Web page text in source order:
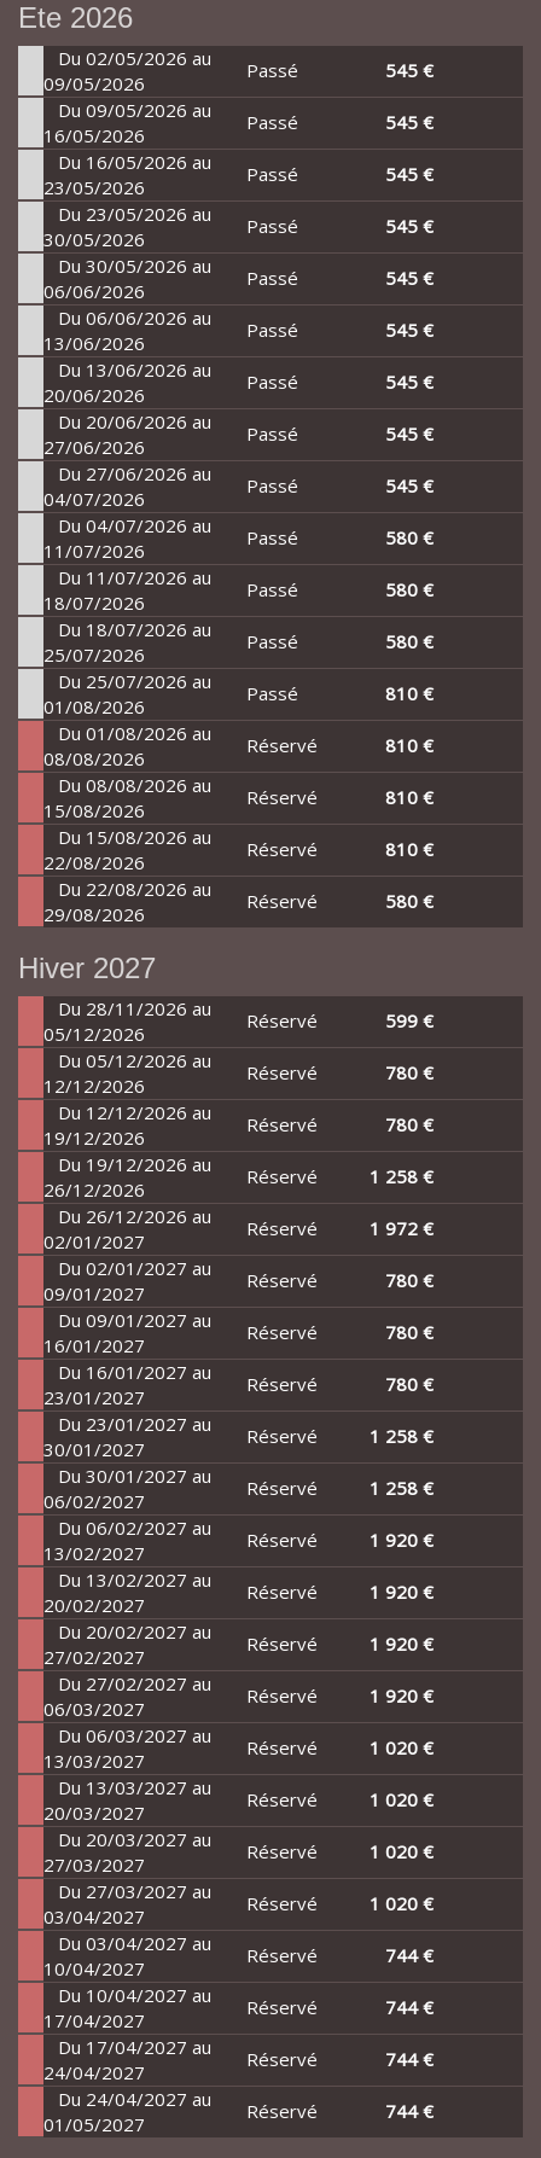
Ete 2026
Du 02/05/2026 au
09/05/2026
Passé
545 €
Du 09/05/2026 au
16/05/2026
Passé
545 €
Du 16/05/2026 au
23/05/2026
Passé
545 €
Du 23/05/2026 au
30/05/2026
Passé
545 €
Du 30/05/2026 au
06/06/2026
Passé
545 €
Du 06/06/2026 au
13/06/2026
Passé
545 €
Du 13/06/2026 au
20/06/2026
Passé
545 €
Du 20/06/2026 au
27/06/2026
Passé
545 €
Du 27/06/2026 au
04/07/2026
Passé
545 €
Du 04/07/2026 au
11/07/2026
Passé
580 €
Du 11/07/2026 au
18/07/2026
Passé
580 €
Du 18/07/2026 au
25/07/2026
Passé
580 €
Du 25/07/2026 au
01/08/2026
Passé
810 €
Du 01/08/2026 au
08/08/2026
Réservé
810 €
Du 08/08/2026 au
15/08/2026
Réservé
810 €
Du 15/08/2026 au
22/08/2026
Réservé
810 €
Du 22/08/2026 au
29/08/2026
Réservé 580 €
Hiver 2027
Du 28/11/2026 au
05/12/2026
Réservé
599 €
Du 05/12/2026 au
12/12/2026
Réservé
780 €
Du 12/12/2026 au
19/12/2026
Réservé
780 €
Du 19/12/2026 au
26/12/2026
Réservé
1 258 €
Du 26/12/2026 au
02/01/2027
Réservé
1 972 €
Du 02/01/2027 au
09/01/2027
Réservé
780 €
Du 09/01/2027 au
16/01/2027
Réservé
780 €
Du 16/01/2027 au
23/01/2027
Réservé
780 €
Du 23/01/2027 au
30/01/2027
Réservé
1 258 €
Du 30/01/2027 au
06/02/2027
Réservé
1 258 €
Du 06/02/2027 au
13/02/2027
Réservé
1 920 €
Du 13/02/2027 au
20/02/2027
Réservé
1 920 €
Du 20/02/2027 au
27/02/2027
Réservé
1 920 €
Du 27/02/2027 au
06/03/2027
Réservé
1 920 €
Du 06/03/2027 au
13/03/2027
Réservé
1 020 €
Du 13/03/2027 au
20/03/2027
Réservé
1 020 €
Du 20/03/2027 au
27/03/2027
Réservé
1 020 €
Du 27/03/2027 au
03/04/2027
Réservé
1 020 €
Du 03/04/2027 au
10/04/2027
Réservé
744 €
Du 10/04/2027 au
17/04/2027
Réservé
744 €
Du 17/04/2027 au
24/04/2027
Réservé
744 €
Du 24/04/2027 au
01/05/2027
Réservé 744 €